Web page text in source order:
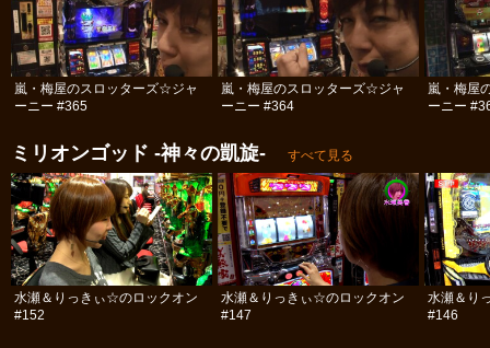
嵐・梅屋のスロッターズ☆ジャ
ーニー #365
嵐・梅屋のスロッターズ☆ジャ
ーニー #364
嵐・梅屋
ーニー
ミリオンゴッド -神々の凱旋- すべて見る
水瀬＆りっきぃ☆のロックオン
#152
水瀬＆りっきぃ☆のロックオン
#147
水瀬＆り
#146